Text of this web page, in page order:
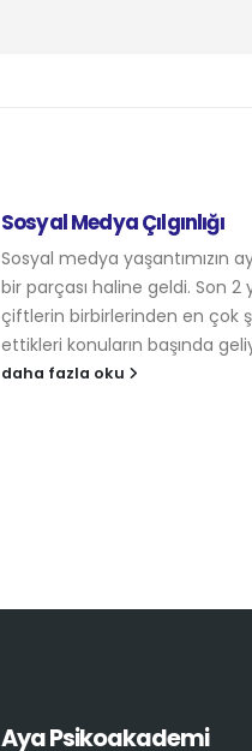
Yetişkin Olmaktan Suçluluk
Duyan Çocuklar
Yaklaşık iki yıllık evliyiz,
haftanın 4 günü
sabah onu aramadan güne
başlayamıyorum. Gün içinde
Aya Psikoakademi